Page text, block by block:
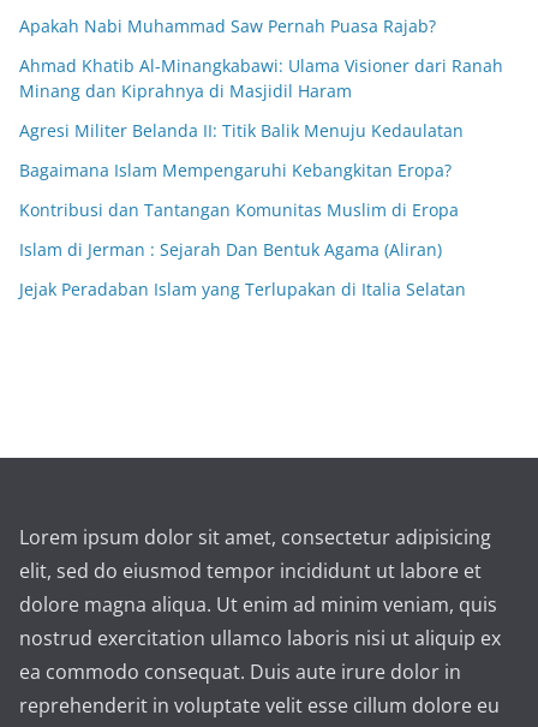
Apakah Nabi Muhammad Saw Pernah Puasa Rajab?
Ahmad Khatib Al-Minangkabawi: Ulama Visioner dari Ranah
Minang dan Kiprahnya di Masjidil Haram
Agresi Militer Belanda II: Titik Balik Menuju Kedaulatan
Bagaimana Islam Mempengaruhi Kebangkitan Eropa?
Kontribusi dan Tantangan Komunitas Muslim di Eropa
Islam di Jerman : Sejarah Dan Bentuk Agama (Aliran)
Jejak Peradaban Islam yang Terlupakan di Italia Selatan
Lorem ipsum dolor sit amet, consectetur adipisicing
elit, sed do eiusmod tempor incididunt ut labore et
dolore magna aliqua. Ut enim ad minim veniam, quis
nostrud exercitation ullamco laboris nisi ut aliquip ex
ea commodo consequat. Duis aute irure dolor in
reprehenderit in voluptate velit esse cillum dolore eu